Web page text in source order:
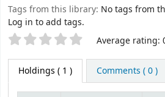
Tags from this library: No tags from
Log in to add tags.
Star ratings Average rating:
Holdings ( 1 ) Comments ( 0 )